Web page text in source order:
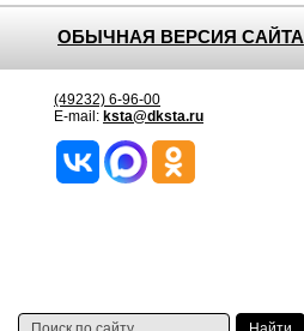
ОБЫЧНАЯ ВЕРСИЯ САЙТА
(49232) 6-96-00
E-mail: ksta@dksta.ru